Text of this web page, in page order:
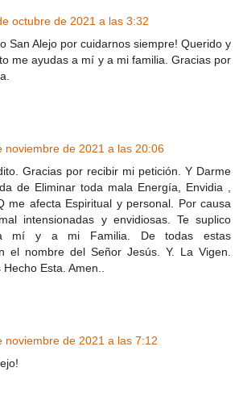
octubre de 2021 a las 3:32
San Alejo por cuidarnos siempre! Querido y
me ayudas a mí y a mi familia. Gracias por
noviembre de 2021 a las 20:06
Gracias por recibir mi petición. Y Darme
de Eliminar toda mala Energía, Envidia ,
me afecta Espiritual y personal. Por causa
intensionadas y envidiosas. Te suplico
a mí y a mi Familia. De todas estas
el nombre del Señor Jesús. Y. La Vigen.
Esta. Amen..
noviembre de 2021 a las 7:12